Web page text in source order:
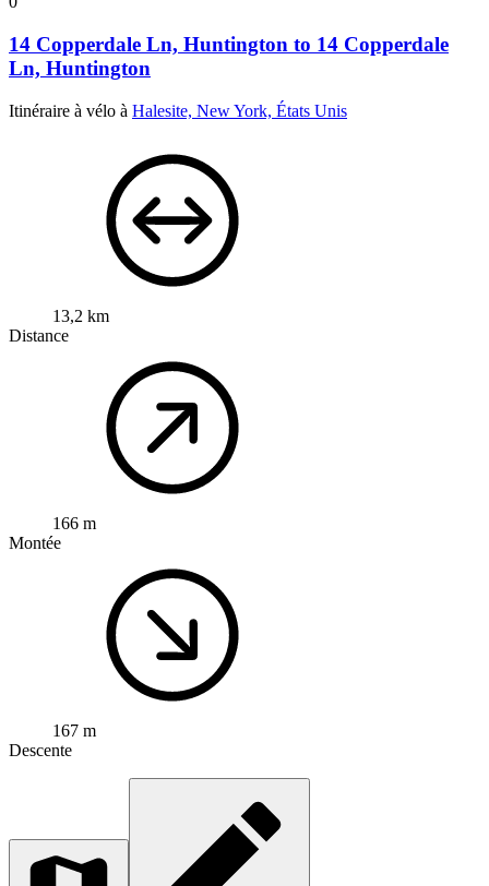
14 Copperdale Ln, Huntington to 14 Copperdale
Ln, Huntington
Itinéraire à vélo à Halesite, New York, États Unis
13,2 km
Distance
166 m
Montée
167 m
Descente